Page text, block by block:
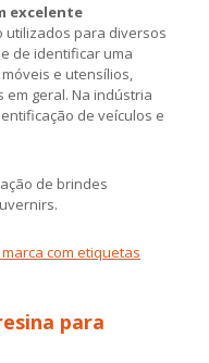
excelente
utilizados para diversos
de identificar uma
e utensílios,
geral. Na indústria
de veículos e
de brindes
com etiquetas
para